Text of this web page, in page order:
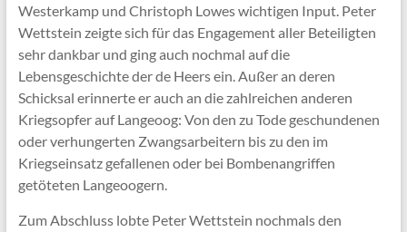
Westerkamp und Christoph Lowes wichtigen Input. Peter
Wettstein zeigte sich für das Engagement aller Beteiligten
sehr dankbar und ging auch nochmal auf die
Lebensgeschichte der de Heers ein. Außer an deren
Schicksal erinnerte er auch an die zahlreichen anderen
Kriegsopfer auf Langeoog: Von den zu Tode geschundenen
oder verhungerten Zwangsarbeitern bis zu den im
Kriegseinsatz gefallenen oder bei Bombenangriffen
getöteten Langeoogern.
Zum Abschluss lobte Peter Wettstein nochmals den